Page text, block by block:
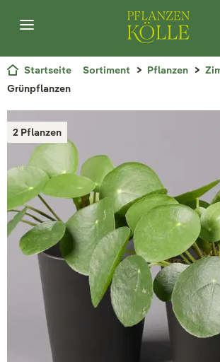
Startseite Sortiment Pflanzen
Grünpflanzen
2 Pflanzen